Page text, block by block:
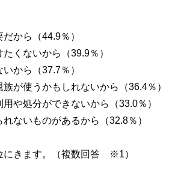
だから（44.9％）
たくないから（39.9％）
いから（37.7％）
族が使うかもしれないから（36.4％）
用や処分ができないから（33.0％）
れないものがあるから（32.8％）
にきます。（複数回答 ※1）